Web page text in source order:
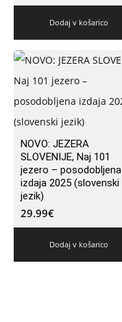
Dodaj v košarico
NOVO: JEZERA
SLOVENIJE, Naj 101
jezero – posodobljena
izdaja 2025 (slovenski
jezik)
29.99€
Dodaj v košarico